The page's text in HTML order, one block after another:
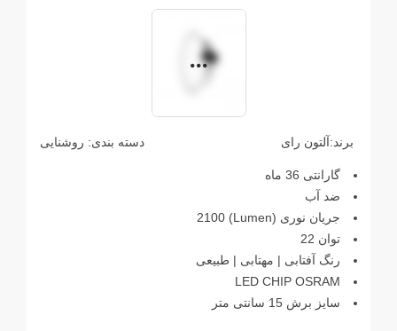
برند:آلتون رای دسته بندی: روشنایی
گارانتی 36 ماه
ضد آب
جریان نوری (Lumen) 2100
توان 22
رنگ آفتابی | مهتابی | طبیعی
LED CHIP OSRAM
سایز برش 15 سانتی متر